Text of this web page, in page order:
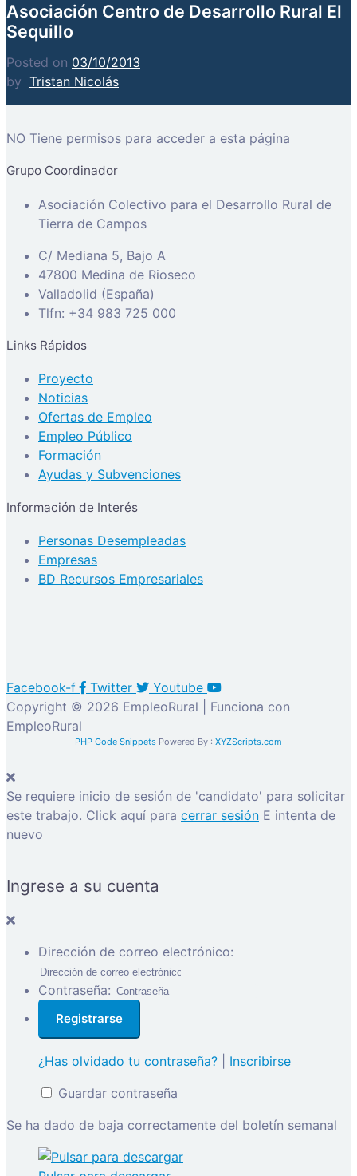
Asociación Centro de Desarrollo Rural El
Sequillo
Posted on 03/10/2013
by Tristan Nicolás
NO Tiene permisos para acceder a esta página
Grupo Coordinador
Asociación Colectivo para el Desarrollo Rural de
Tierra de Campos
C/ Mediana 5, Bajo A
47800 Medina de Rioseco
Valladolid (España)
Tlfn: +34 983 725 000
Links Rápidos
Proyecto
Noticias
Ofertas de Empleo
Empleo Público
Formación
Ayudas y Subvenciones
Información de Interés
Personas Desempleadas
Empresas
BD Recursos Empresariales
Facebook-f Twitter
Youtube
Copyright © 2026 EmpleoRural | Funciona con
EmpleoRural
PHP Code Snippets Powered By : XYZScripts.com
Se requiere inicio de sesión de 'candidato' para solicitar
este trabajo. Click aquí para cerrar sesión E intenta de
nuevo
Ingrese a su cuenta
Dirección de correo electrónico:
Contraseña:
¿Has olvidado tu contraseña?
Inscribirse
Guardar contraseña
Se ha dado de baja correctamente del boletín semanal